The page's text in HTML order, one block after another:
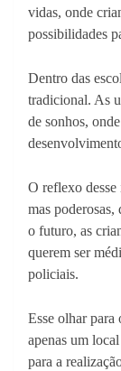
vidas, onde
possibilidades
Dentro das
tradicional. As
de sonhos,
O reflexo desse
mas poderosas,
o futuro, as
querem ser
policiais.
Esse olhar para
apenas um
para a